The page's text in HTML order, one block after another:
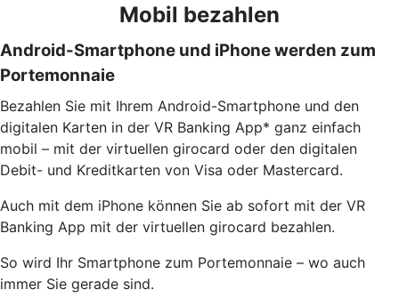
Mobil bezahlen
Android-Smartphone und iPhone werden zum
Portemonnaie
Bezahlen Sie mit Ihrem Android-Smartphone und den
digitalen Karten in der VR Banking App* ganz einfach
mobil – mit der virtuellen girocard oder den digitalen
Debit- und Kreditkarten von Visa oder Mastercard.
Auch mit dem iPhone können Sie ab sofort mit der VR
Banking App mit der virtuellen girocard bezahlen.
So wird Ihr Smartphone zum Portemonnaie – wo auch
immer Sie gerade sind.